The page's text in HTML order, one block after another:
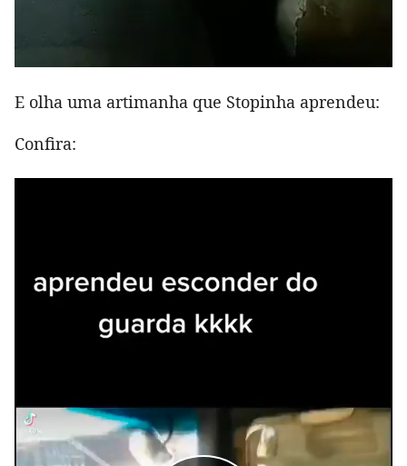
E olha uma artimanha que Stopinha aprendeu:
Confira: